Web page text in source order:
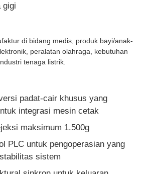
cetak injeksi
karet silikon cair
cair
injeksi karet silikon
gigi
di bidang medis, produk bayi/anak-
peralatan olahraga, kebutuhan
tenaga listrik.
padat-cair khusus yang
integrasi mesin cetak
maksimum 1.500g
PLC untuk pengoperasian yang
sistem